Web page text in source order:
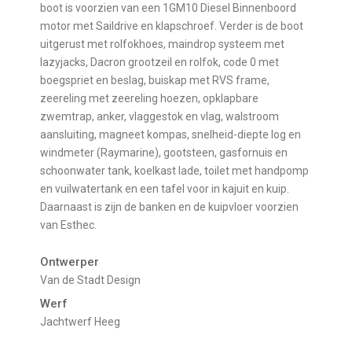
boot is voorzien van een 1GM10 Diesel Binnenboord
motor met Saildrive en klapschroef. Verder is de boot
uitgerust met rolfokhoes, maindrop systeem met
lazyjacks, Dacron grootzeil en rolfok, code 0 met
boegspriet en beslag, buiskap met RVS frame,
zeereling met zeereling hoezen, opklapbare
zwemtrap, anker, vlaggestok en vlag, walstroom
aansluiting, magneet kompas, snelheid-diepte log en
windmeter (Raymarine), gootsteen, gasfornuis en
schoonwater tank, koelkast lade, toilet met handpomp
en vuilwatertank en een tafel voor in kajuit en kuip.
Daarnaast is zijn de banken en de kuipvloer voorzien
van Esthec.
Ontwerper
Van de Stadt Design
Werf
Jachtwerf Heeg